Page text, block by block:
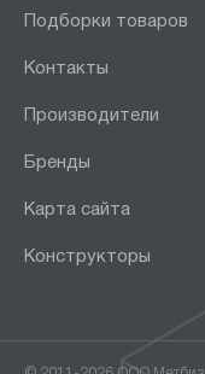
Подборки товаров
Контакты
Производители
Бренды
Карта сайта
Конструкторы